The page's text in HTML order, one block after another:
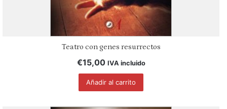
Teatro con genes resurrectos
€15,00 IVA incluido
Añadir al carrito